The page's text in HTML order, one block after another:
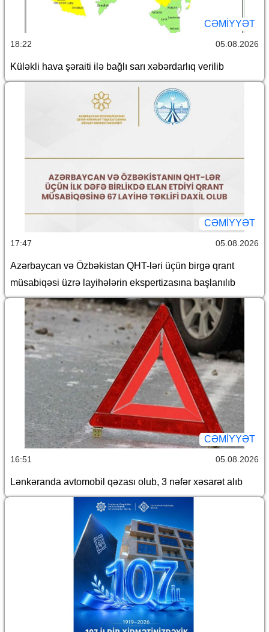
CƏMİYYƏT
18:22 05.08.2026
Küləkli hava şəraiti ilə bağlı sarı xəbərdarlıq verilib
CƏMİYYƏT
17:47 05.08.2026
Azərbaycan və Özbəkistan QHT-ləri üçün birgə qrant
müsabiqəsi üzrə layihələrin ekspertizasına başlanılıb
CƏMİYYƏT
16:51 05.08.2026
Lənkəranda avtomobil qəzası olub, 3 nəfər xəsarət alıb